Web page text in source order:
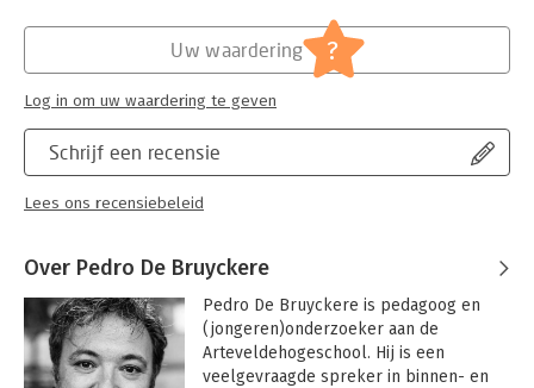
Schrijf een recensie
Lees ons recensiebeleid
Uw waardering ?
Log in om uw waardering te geven
Over Pedro De Bruyckere
Pedro De Bruyckere is pedagoog en
(jongeren)onderzoeker aan de
Arteveldehogeschool. Hij is een
veelgevraagde spreker in binnen- en